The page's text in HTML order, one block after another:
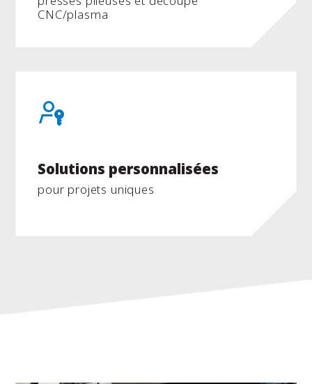
CNC/plasma
Solutions personnalisées
pour projets uniques